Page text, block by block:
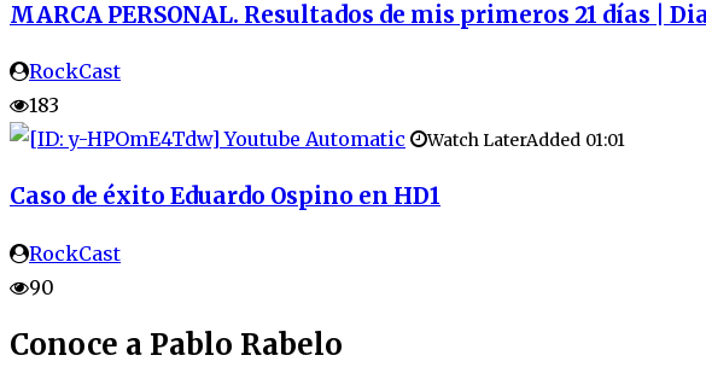
MARCA PERSONAL. Resultados de mis primeros 21 días |
RockCast
183
Watch LaterAdded 01:01
Caso de éxito Eduardo Ospino en HD1
RockCast
90
Conoce a Pablo Rabelo